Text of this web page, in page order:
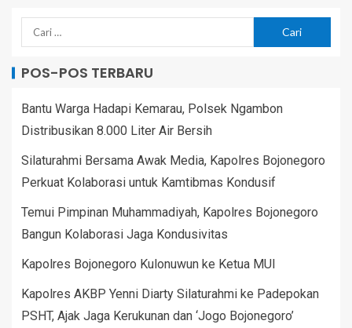
POS-POS TERBARU
Bantu Warga Hadapi Kemarau, Polsek Ngambon
Distribusikan 8.000 Liter Air Bersih
Silaturahmi Bersama Awak Media, Kapolres Bojonegoro
Perkuat Kolaborasi untuk Kamtibmas Kondusif
Temui Pimpinan Muhammadiyah, Kapolres Bojonegoro
Bangun Kolaborasi Jaga Kondusivitas
Kapolres Bojonegoro Kulonuwun ke Ketua MUI
Kapolres AKBP Yenni Diarty Silaturahmi ke Padepokan
PSHT, Ajak Jaga Kerukunan dan ‘Jogo Bojonegoro’